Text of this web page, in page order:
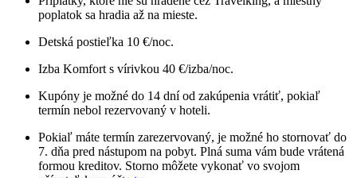
poplatok sa hradia až na mieste.
Detská postieľka 10 €/noc.
Izba Komfort s vírivkou 40 €/izba/noc.
Kupóny je možné do 14 dní od zakúpenia vrátiť, pokiaľ
termín nebol rezervovaný v hoteli.
Pokiaľ máte termín zarezervovaný, je možné ho stornovať do
7. dňa pred nástupom na pobyt. Plná suma vám bude vrátená
formou kreditov. Storno môžete vykonať vo svojom